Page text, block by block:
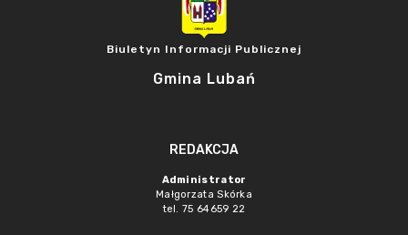
Biuletyn Informacji Publicznej
Gmina Lubań
REDAKCJA
Administrator
Małgorzata Skórka
tel. 75 64659 22